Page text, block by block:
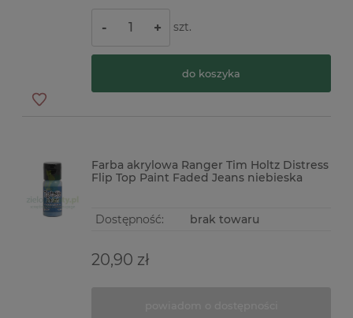
- + szt.
do koszyka
Farba akrylowa Ranger Tim Holtz Distress
Flip Top Paint Faded Jeans niebieska
Dostępność: brak towaru
20,90 zł